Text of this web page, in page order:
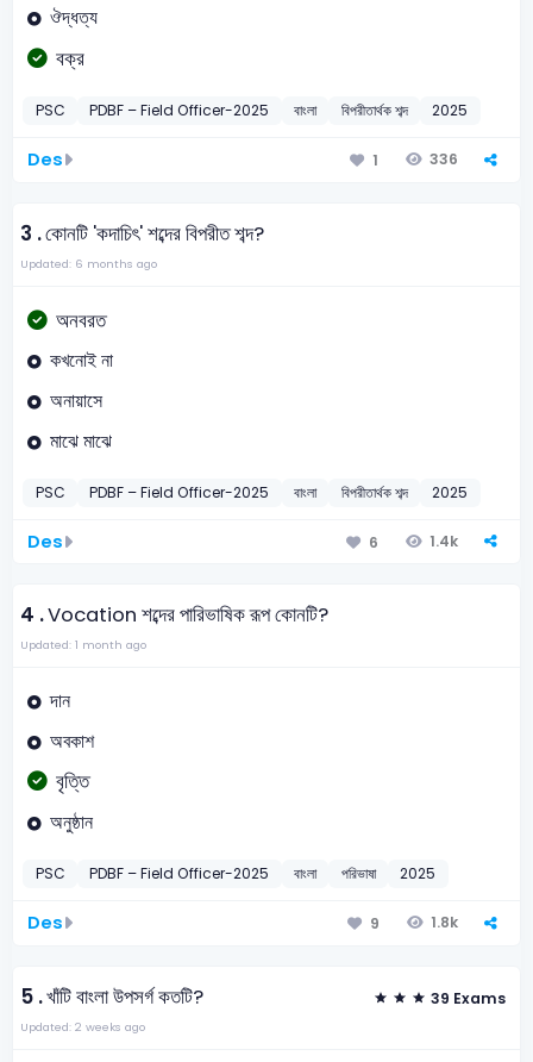
ঔদ্ধত্য
বক্র
PSC PDBF – Field Officer-2025 বাংলা বিপরীতার্থক শব্দ 2025
Des 1 336
3 .কোনটি 'কদাচিৎ' শব্দের বিপরীত শব্দ?
Updated: 6 months ago
অনবরত
কখনোই না
অনায়াসে
মাঝে মাঝে
PSC PDBF – Field Officer-2025 বাংলা বিপরীতার্থক শব্দ 2025
Des 6 1.4k
4 .Vocation শব্দের পারিভাষিক রূপ কোনটি?
Updated: 1 month ago
দান
অবকাশ
বৃত্তি
অনুষ্ঠান
PSC PDBF – Field Officer-2025 বাংলা পরিভাষা 2025
Des 9 1.8k
5 .খাঁটি বাংলা উপসর্গ কতটি? 39 Exams
Updated: 2 weeks ago